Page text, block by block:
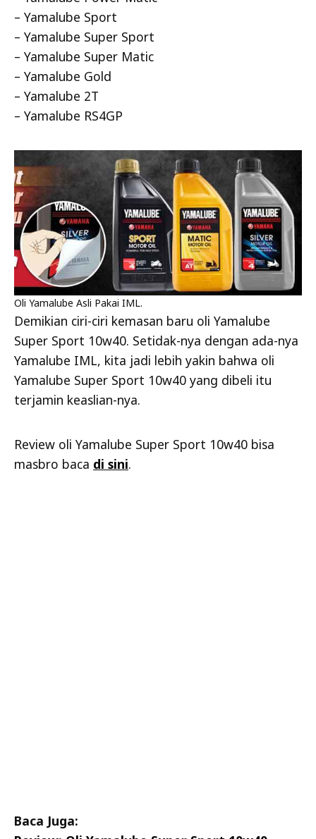
– Yamalube Sport
– Yamalube Super Sport
– Yamalube Super Matic
– Yamalube Gold
– Yamalube 2T
– Yamalube RS4GP
Oli Yamalube Asli Pakai IML.
Demikian ciri-ciri kemasan baru oli Yamalube
Super Sport 10w40. Setidak-nya dengan ada-nya
Yamalube IML, kita jadi lebih yakin bahwa oli
Yamalube Super Sport 10w40 yang dibeli itu
terjamin keaslian-nya.
Review oli Yamalube Super Sport 10w40 bisa
masbro baca di sini.
Baca Juga: